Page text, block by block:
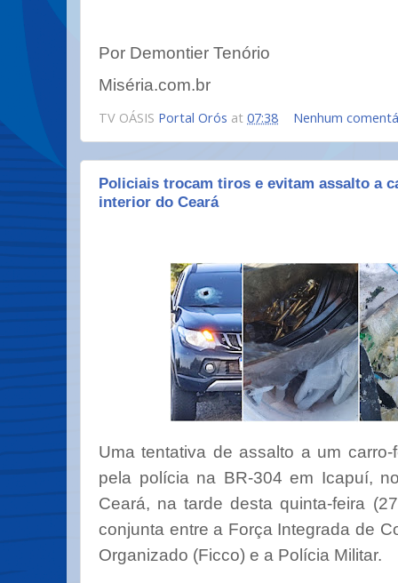
Por Demontier Tenório
Miséria.com.br
TV OÁSIS Portal Orós at 07:38 Nenhum
Policiais trocam tiros e evitam assalto a
interior do Ceará
Uma tentativa de assalto a um carro-
pela polícia na BR-304 em Icapuí,
Ceará, na tarde desta quinta-feira
conjunta entre a Força Integrada de
Organizado (Ficco) e a Polícia Militar.